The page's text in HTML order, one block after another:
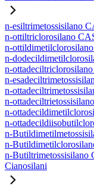
n-esiltrimetossisilano
n-ottiltriclorosilano
n-
n-
n-
n-
n-
n-
n-
n-
n-
n-
n-Butiltrimetossisilano
Cianosilani